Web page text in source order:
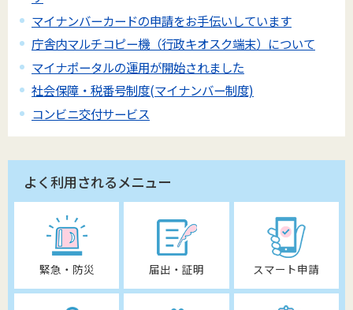
マイナンバーカードの申請をお手伝いしています
庁舎内マルチコピー機（行政キオスク端末）について
マイナポータルの運用が開始されました
社会保障・税番号制度(マイナンバー制度)
コンビニ交付サービス
よく利用されるメニュー
緊急・防災 届出・証明 スマート申請